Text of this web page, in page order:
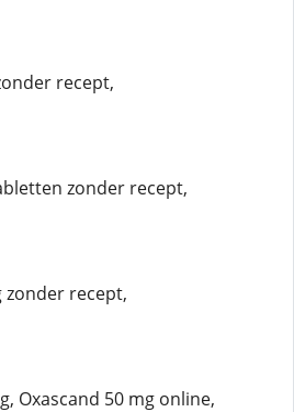
recept,
zonder recept,
zonder recept,
Oxascand 50 mg online,